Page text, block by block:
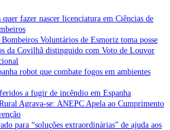
fazer nascer licenciatura em Ciências de
Voluntários de Esmoriz toma posse
da Covilhã distinguido com Voto de Louvor
robot que combate fogos em ambientes
a fugir de incêndio em Espanha
Agrava-se: ANEPC Apela ao Cumprimento
para “soluções extraordinárias” de ajuda aos